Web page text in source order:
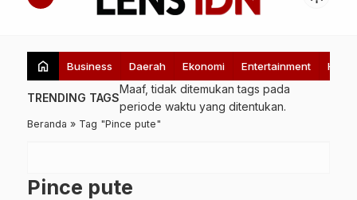
home Business Daerah Ekonomi Entertainment
TRENDING TAGS
Maaf, tidak ditemukan tags pada
periode waktu yang ditentukan.
Beranda » Tag "Pince pute"
Pince pute